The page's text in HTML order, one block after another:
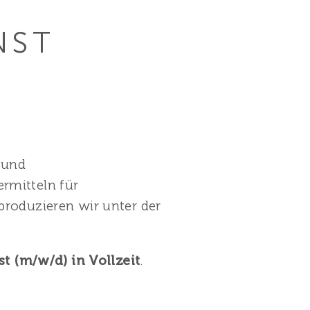
für
wir unter der
(m/w/d) in Vollzeit.